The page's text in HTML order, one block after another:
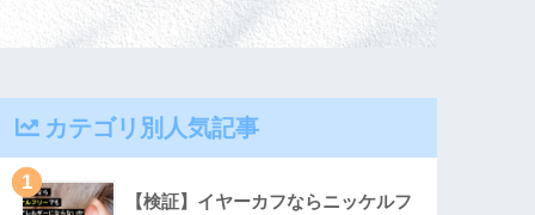
カテゴリ別人気記事
1
【検証】イヤーカフならニッケルフ